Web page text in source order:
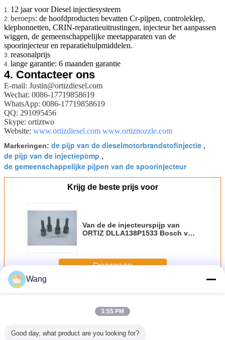
1. 12 jaar voor Diesel injectiesysteem
2. beroeps: de hoofdproducten bevatten Cr-pijpen, controleklep,
klepbonnetten, CRIN-reparatieuitrustingen, injecteur het aanpassen
wiggen, de gemeenschappelijke meetapparaten van de
spoorinjecteur en reparatiehulpmiddelen.
3. reasonalprijs
4. lange garantie: 6 maanden garantie
4. Contacteer ons
E-mail: Justin@ortizdiesel.com
Wechat: 0086-17719858619
WhatsApp: 0086-17719858619
QQ: 291095456
Skype: ortiztwo
Website: www.ortizdiesel.com www.ortiznozzle.com
Markeringen: de pijp van de dieselmotorbrandstofinjectie ,
de pijp van de injectiepomp ,
de gemeenschappelijke pijpen van de spoorinjecteur
Krijg de beste prijs voor
Van de de injecteurspijp van
ORTIZ DLLA138P1533 Bosch van
Doorgaan
MeerDe Pijp van de Boschinjecteur
Wang
3:55 PM
Good day, what product are you looking for?